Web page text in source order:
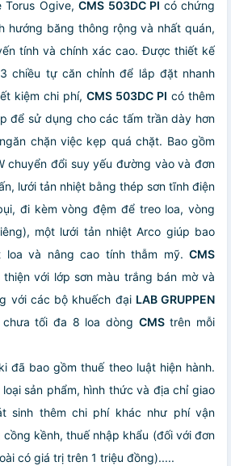
Torus Ogive,CMS 503DC PI có chứng
hướng băng thông rộng và nhất quán,
tính và chính xác cao. Được thiết kế
chiều tự căn chỉnh để lắp đặt nhanh
kiệm chi phí, CMS 503DC PI có thêm
để sử dụng cho các tấm trần dày hơn
chặn việc kẹp quá chặt. Bao gồm
chuyển đổi suy yếu đường vào và đơn
lưới tản nhiệt bằng thép sơn tĩnh điện
đi kèm vòng đệm để treo loa, vòng
một lưới tản nhiệt Arco giúp bao
và nâng cao tính thẫm mỹ. CMS
với lớp sơn màu trắng bán mờ và
với các bộ khuếch đại LAB GRUPPEN
tối đa 8 loa dòng CMStrên mỗi
đã bao gồm thuế theo luật hiện hành.
sản phẩm, hình thức và địa chỉ giao
sinh thêm chi phí khác như phí vận
kềnh, thuế nhập khẩu (đối với đơn
có giá trị trên 1 triệu đồng).....